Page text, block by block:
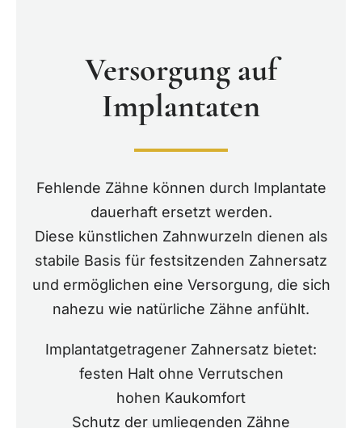
Versorgung auf
Implantaten
Fehlende Zähne können durch Implantate
dauerhaft ersetzt werden.
Diese künstlichen Zahnwurzeln dienen als
stabile Basis für festsitzenden Zahnersatz
und ermöglichen eine Versorgung, die sich
nahezu wie natürliche Zähne anfühlt.
Implantatgetragener Zahnersatz bietet:
festen Halt ohne Verrutschen
hohen Kaukomfort
Schutz der umliegenden Zähne